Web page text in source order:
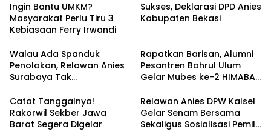
Ingin Bantu UMKM?
Masyarakat Perlu Tiru 3
Kebiasaan Ferry Irwandi
Sukses, Deklarasi DPD Anies
Kabupaten Bekasi
Walau Ada Spanduk
Penolakan, Relawan Anies
Surabaya Tak
Rapatkan Barisan, Alumni
Pesantren Bahrul Ulum
Gelar Mubes ke-2 HIMABAS
Semarang
Catat Tanggalnya!
Rakorwil Sekber Jawa
Barat Segera Digelar
Relawan Anies DPW Kalsel
Gelar Senam Bersama
Sekaligus Sosialisasi Pemilu